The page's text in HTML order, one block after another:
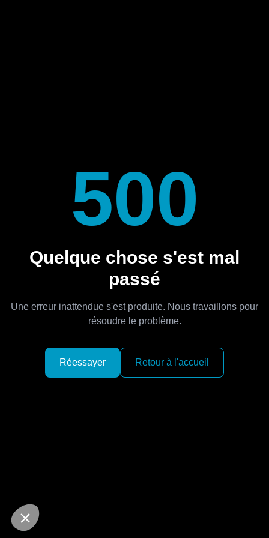
500
Quelque chose s'est mal
passé
Une erreur inattendue s'est produite. Nous travaillons pour
résoudre le problème.
Réessayer Retour à l'accueil